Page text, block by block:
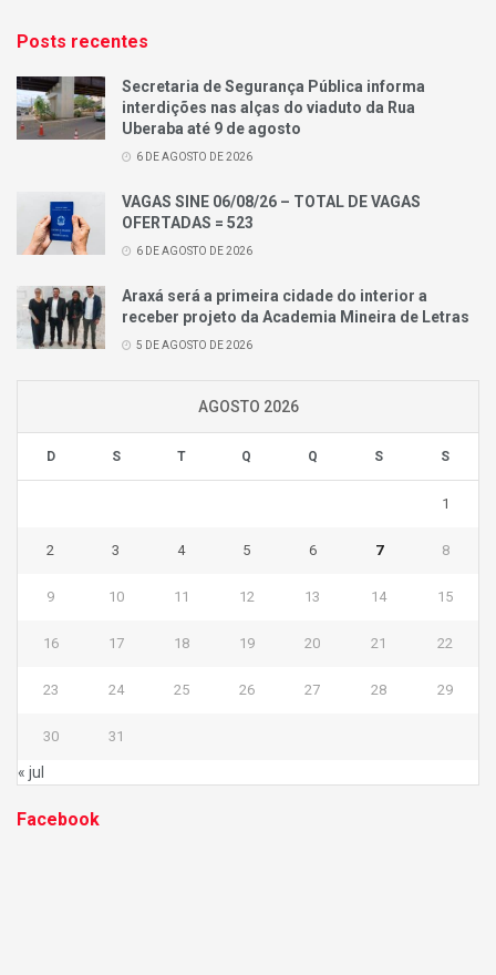
Posts recentes
Secretaria de Segurança Pública informa
interdições nas alças do viaduto da Rua
Uberaba até 9 de agosto
6 DE AGOSTO DE 2026
VAGAS SINE 06/08/26 – TOTAL DE VAGAS
OFERTADAS = 523
6 DE AGOSTO DE 2026
Araxá será a primeira cidade do interior a
receber projeto da Academia Mineira de Letras
5 DE AGOSTO DE 2026
AGOSTO 2026
D S T Q Q S S
1
2 3 4 5 6 7 8
9 10 11 12 13 14 15
16 17 18 19 20 21 22
23 24 25 26 27 28 29
30 31
« jul
Facebook